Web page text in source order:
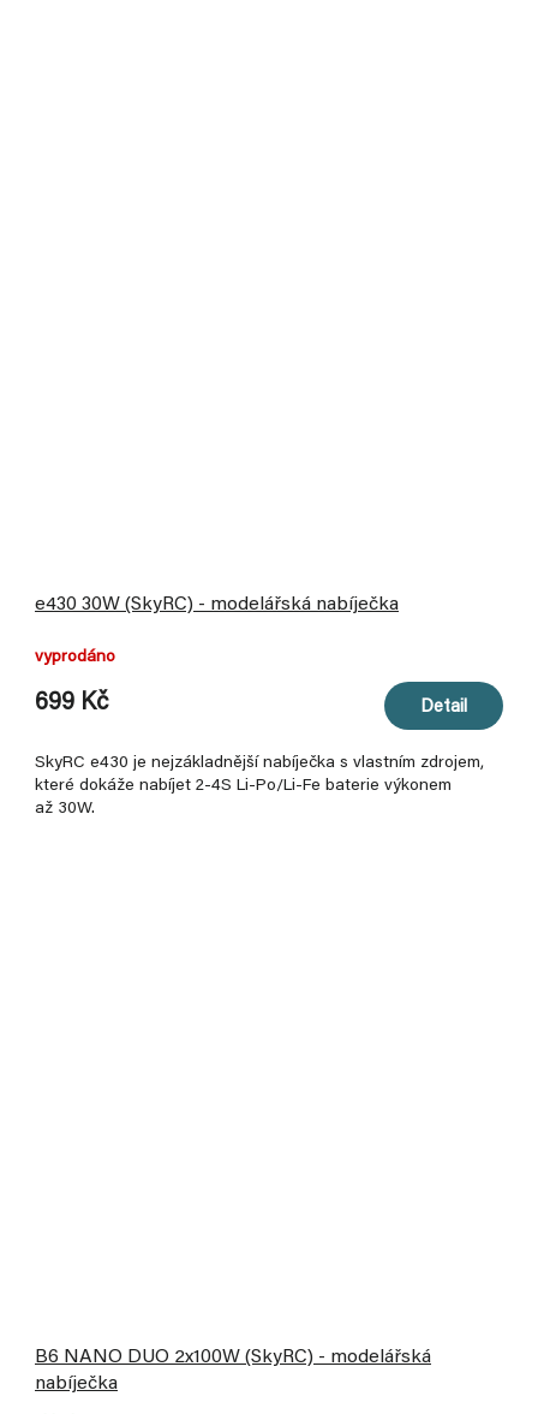
e430 30W (SkyRC) - modelářská nabíječka
vyprodáno
699 Kč Detail
SkyRC e430 je nejzákladnější nabíječka s vlastním zdrojem,
které dokáže nabíjet 2-4S Li-Po/Li-Fe baterie výkonem
až 30W.
B6 NANO DUO 2x100W (SkyRC) - modelářská
nabíječka